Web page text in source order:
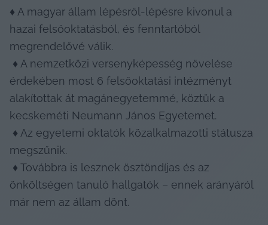
♦ A magyar állam lépésről-lépésre kivonul a
hazai felsőoktatásból, és fenntartóból
megrendelővé válik.
érdekében most 6 felsőoktatási intézményt
alakítottak át magánegyetemmé, köztük a
kecskeméti Neumann János Egyetemet.
megszűnik.
önköltségen tanuló hallgatók – ennek arányáról
már nem az állam dönt.